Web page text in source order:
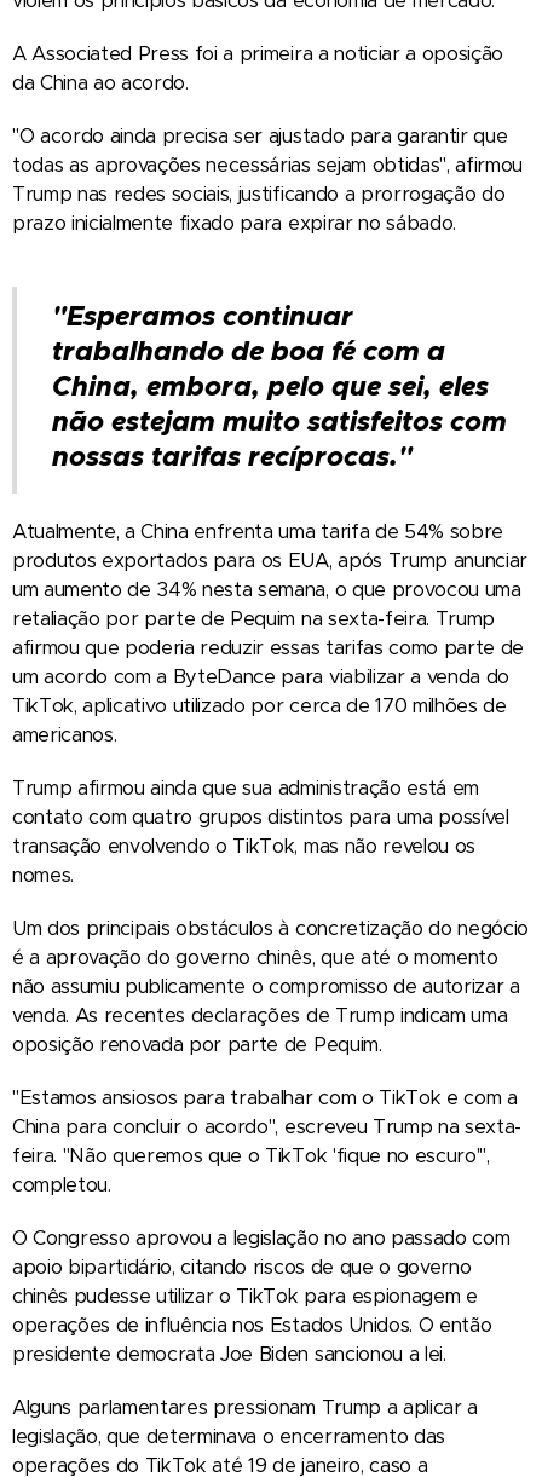
A Associated Press foi a primeira a noticiar a oposição
da China ao acordo.
"O acordo ainda precisa ser ajustado para garantir que
todas as aprovações necessárias sejam obtidas", afirmou
Trump nas redes sociais, justificando a prorrogação do
prazo inicialmente fixado para expirar no sábado.
"Esperamos continuar
trabalhando de boa fé com a
China, embora, pelo que sei, eles
não estejam muito satisfeitos com
nossas tarifas recíprocas."
Atualmente, a China enfrenta uma tarifa de 54% sobre
produtos exportados para os EUA, após Trump anunciar
um aumento de 34% nesta semana, o que provocou uma
retaliação por parte de Pequim na sexta-feira. Trump
afirmou que poderia reduzir essas tarifas como parte de
um acordo com a ByteDance para viabilizar a venda do
TikTok, aplicativo utilizado por cerca de 170 milhões de
americanos.
Trump afirmou ainda que sua administração está em
contato com quatro grupos distintos para uma possível
transação envolvendo o TikTok, mas não revelou os
nomes.
Um dos principais obstáculos à concretização do negócio
é a aprovação do governo chinês, que até o momento
não assumiu publicamente o compromisso de autorizar a
venda. As recentes declarações de Trump indicam uma
oposição renovada por parte de Pequim.
"Estamos ansiosos para trabalhar com o TikTok e com a
China para concluir o acordo", escreveu Trump na sexta-
feira. "Não queremos que o TikTok 'fique no escuro'",
completou.
O Congresso aprovou a legislação no ano passado com
apoio bipartidário, citando riscos de que o governo
chinês pudesse utilizar o TikTok para espionagem e
operações de influência nos Estados Unidos. O então
presidente democrata Joe Biden sancionou a lei.
Alguns parlamentares pressionam Trump a aplicar a
legislação, que determinava o encerramento das
operações do TikTok até 19 de janeiro, caso a